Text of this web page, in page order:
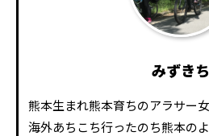
みずきち
熊本生まれ熊本育ちのアラサー
海外あちこち行ったのち熊本の